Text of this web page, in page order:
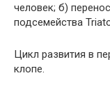
человек; б)
подсемейства
Цикл развития в
клопе.